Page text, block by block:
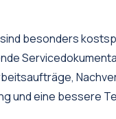
besonders
und eine bessere